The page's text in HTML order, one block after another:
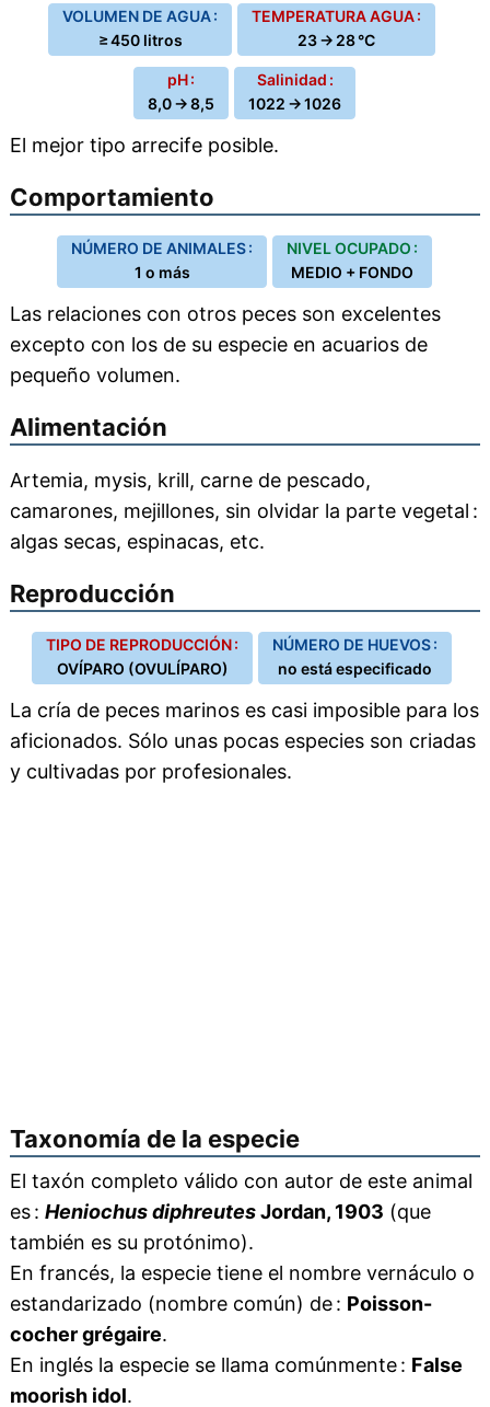
VOLUMEN DE AGUA :
≥ 450 litros
TEMPERATURA AGUA :
23 → 28 °C
pH :
8,0 → 8,5
Salinidad :
1022 → 1026
El mejor tipo arrecife posible.
Comportamiento
NÚMERO DE ANIMALES :
1 o más
NIVEL OCUPADO :
MEDIO + FONDO
Las relaciones con otros peces son excelentes
excepto con los de su especie en acuarios de
pequeño volumen.
Alimentación
Artemia, mysis, krill, carne de pescado,
camarones, mejillones, sin olvidar la parte vegetal :
algas secas, espinacas, etc.
Reproducción
TIPO DE REPRODUCCIÓN :
OVÍPARO (OVULÍPARO)
NÚMERO DE HUEVOS :
no está especificado
La cría de peces marinos es casi imposible para los
aficionados. Sólo unas pocas especies son criadas
y cultivadas por profesionales.
Taxonomía de la especie
El taxón completo válido con autor de este animal
es : Heniochus diphreutesJordan, 1903 (que
también es su protónimo).
En francés, la especie tiene el nombre vernáculo o
estandarizado (nombre común) de : Poisson-
cocher grégaire.
En inglés la especie se llama comúnmente : False
moorish idol.